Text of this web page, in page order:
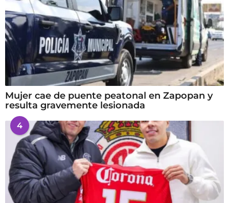
Mujer cae de puente peatonal en Zapopan y
resulta gravemente lesionada
4